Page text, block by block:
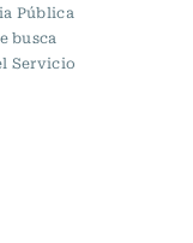
Pública
busca
Servicio